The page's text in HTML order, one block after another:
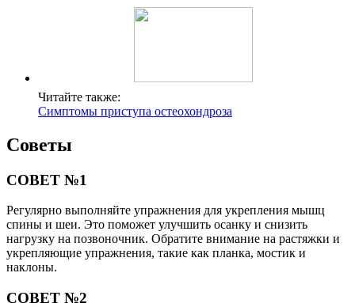
Читайте также:
Симптомы приступа остеохондроза
Советы
СОВЕТ №1
Регулярно выполняйте упражнения для укрепления мышц
спины и шеи. Это поможет улучшить осанку и снизить
нагрузку на позвоночник. Обратите внимание на растяжки и
укрепляющие упражнения, такие как планка, мостик и
наклоны.
СОВЕТ №2